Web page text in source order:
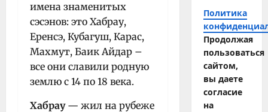
имена знаменитых
сэсэнов: это Хабрау,
Еренсэ, Кубагуш, Карас,
Махмут, Баик Айдар –
все они славили родную
землю с 14 по 18 века.
Хабрау— жил на рубеже
Политика
Продолжая
пользоваться
сайтом,
вы даете
согласие
на